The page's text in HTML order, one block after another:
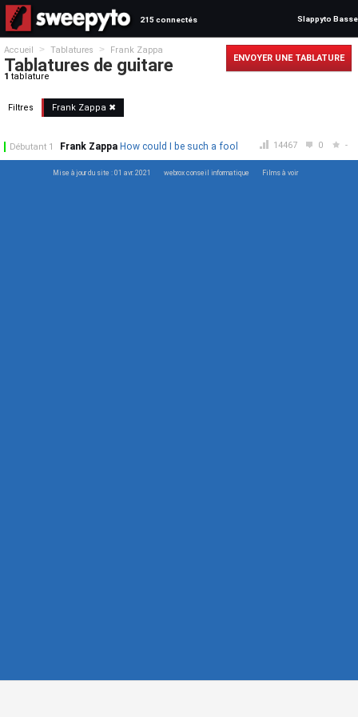
215 connectés Slappyto Basse
Accueil > Tablatures > Frank Zappa
Tablatures de guitare
1 tablature
ENVOYER UNE TABLATURE
Filtres Frank Zappa ✖
14467 0 -
Frank Zappa How could I be such a fool
Débutant 1
Mise à jour du site : 01 avr. 2021 webrox conseil informatique Films à voir